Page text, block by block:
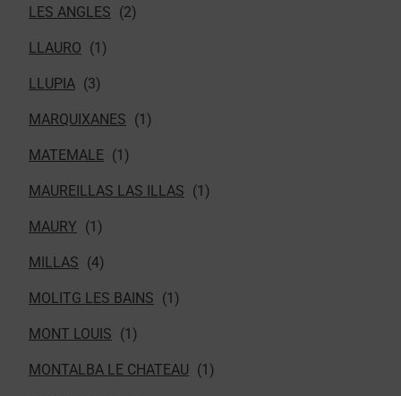
LES ANGLES
LLAURO
LLUPIA
MARQUIXANES
MATEMALE
MAUREILLAS LAS ILLAS
MAURY
MILLAS
MOLITG LES BAINS
MONT LOUIS
MONTALBA LE CHATEAU